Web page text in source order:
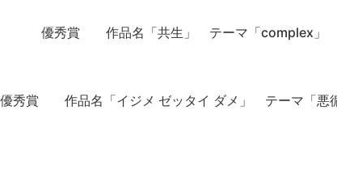
優秀賞 作品名「共生」 テーマ「complex」
優秀賞 作品名「イジメ ゼッタイ ダメ」 テーマ「悪循